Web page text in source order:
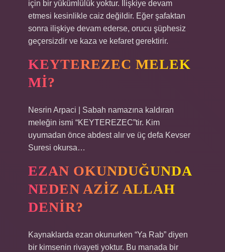
için bir yükümlülük yoktur. İlişkiye devam
etmesi kesinlikle caiz değildir. Eğer şafaktan
sonra ilişkiye devam ederse, orucu şüphesiz
geçersizdir ve kaza ve kefaret gerektirir.
KEYTEREZEC MELEK
MI?
Nesrin Arpaci | Sabah namazına kaldıran
meleğin ismi “KEYTEREZEC”tir. Kim
uyumadan önce abdest alır ve üç defa Kevser
Suresi okursa…
EZAN OKUNDUĞUNDA
NEDEN AZIZ ALLAH
DENIR?
Kaynaklarda ezan okunurken “Ya Rab” diyen
bir kimsenin rivayeti yoktur. Bu manada bir